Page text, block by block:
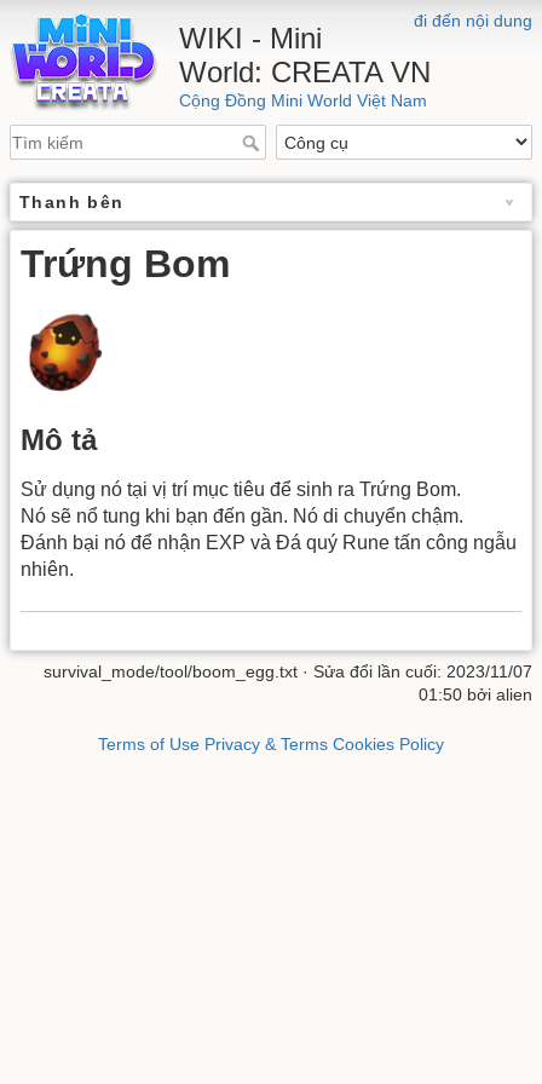
đi đến nội dung
WIKI - Mini
World: CREATA VN
Cộng Đồng Mini World Việt Nam
Thanh bên
Trứng Bom
Mô tả
Sử dụng nó tại vị trí mục tiêu để sinh ra Trứng Bom.
Nó sẽ nổ tung khi bạn đến gần. Nó di chuyển chậm.
Đánh bại nó để nhận EXP và Đá quý Rune tấn công ngẫu
nhiên.
survival_mode/tool/boom_egg.txt · Sửa đổi lần cuối: 2023/11/07
01:50 bởi alien
Terms of Use Privacy & Terms Cookies Policy